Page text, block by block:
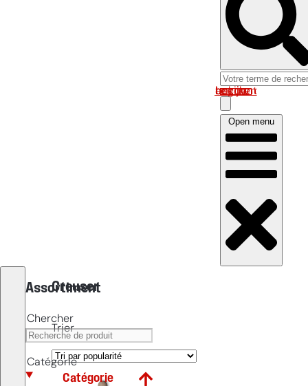
Log in om uw account te bekijken
Open menu
Assortiment
Chercher
Catégorie
Catégorie
Creuser
Trier